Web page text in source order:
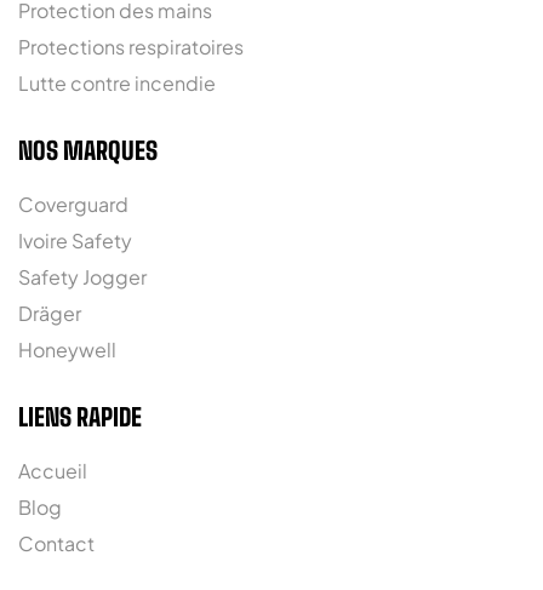
Protection des mains
Protections respiratoires
Lutte contre incendie
NOS MARQUES
Coverguard
Ivoire Safety
Safety Jogger
Dräger
Honeywell
LIENS RAPIDE
Accueil
Blog
Contact